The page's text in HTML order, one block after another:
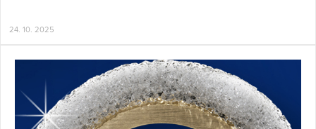
24. 10. 2025